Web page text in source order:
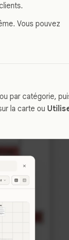
Vous pouvez
par catégorie,
la carte ou